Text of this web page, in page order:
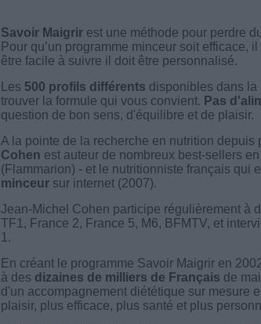
Savoir Maigrirest une méthode pour perdre
Pour qu’un programme minceur soit efficace,
être facile à suivre il doit être personnalisé.
Les 500 profils différents disponibles dans la
trouver la formule qui vous convient. Pas
question de bon sens, d'équilibre et de plaisir.
A la pointe de la recherche en nutrition depuis
Cohen est auteur de nombreux best-sellers
(Flammarion) - et le nutritionniste français qui
minceursur internet (2007).
Jean-Michel Cohen participe régulièrement à
TF1, France 2, France 5, M6, BFMTV, et
1.
En créant le programme Savoir Maigrir en
à des dizaines de milliers de Français de
d'un accompagnement diététique sur mesure
plaisir, plus efficace, plus santé et plus